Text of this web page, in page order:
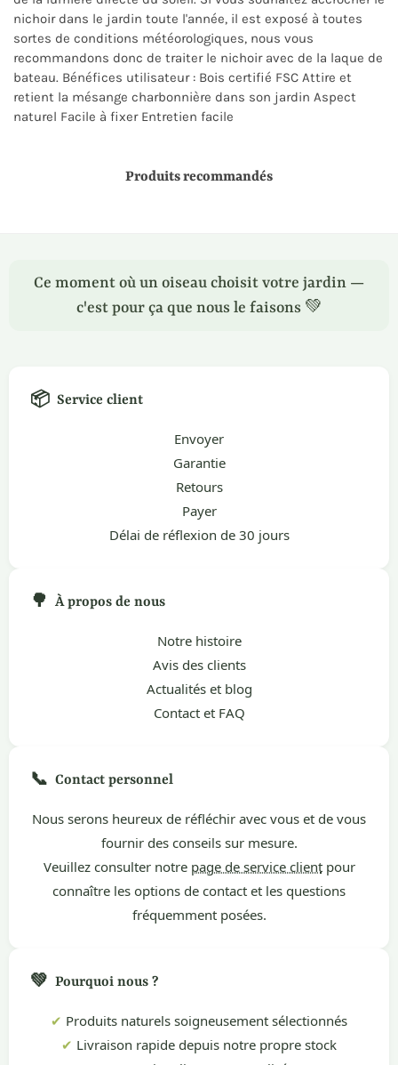
nichoir dans le jardin toute l'année, il est exposé à toutes
sortes de conditions météorologiques, nous vous
recommandons donc de traiter le nichoir avec de la laque de
bateau. Bénéfices utilisateur : Bois certifié FSC Attire et
retient la mésange charbonnière dans son jardin Aspect
naturel Facile à fixer Entretien facile
Produits recommandés
Ce moment où un oiseau choisit votre jardin —
c'est pour ça que nous le faisons 💚
📦 Service client
Envoyer
Garantie
Retours
Payer
Délai de réflexion de 30 jours
🌳 À propos de nous
Notre histoire
Avis des clients
Actualités et blog
Contact et FAQ
📞 Contact personnel
Nous serons heureux de réfléchir avec vous et de vous
fournir des conseils sur mesure.
Veuillez consulter notre page de service clientpour
connaître les options de contact et les questions
fréquemment posées.
💚 Pourquoi nous ?
✔ Produits naturels soigneusement sélectionnés
✔ Livraison rapide depuis notre propre stock